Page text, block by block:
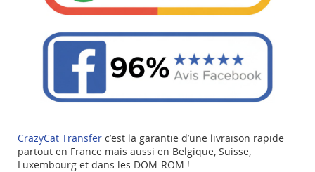
CrazyCat Transfer c’est la garantie d’une livraison rapide
partout en France mais aussi en Belgique, Suisse,
Luxembourg et dans les DOM-ROM !
add_circle_outlineCréer une nouvelle liste
((confirmMessage))
((cancelText)) ((modalDeleteText))
NOM DE LA LISTE D'ENVIES
Annuler Créer une liste d'envies
votre liste d'envies.